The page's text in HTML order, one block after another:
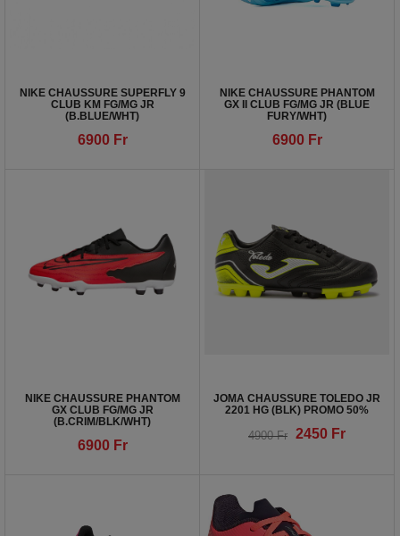
NIKE CHAUSSURE SUPERFLY 9
CLUB KM FG/MG JR
(B.BLUE/WHT)
6900 Fr
NIKE CHAUSSURE PHANTOM
GX II CLUB FG/MG JR (BLUE
FURY/WHT)
6900 Fr
NIKE CHAUSSURE PHANTOM
GX CLUB FG/MG JR
(B.CRIM/BLK/WHT)
6900 Fr
JOMA CHAUSSURE TOLEDO JR
2201 HG (BLK) PROMO 50%
4900Fr 2450 Fr